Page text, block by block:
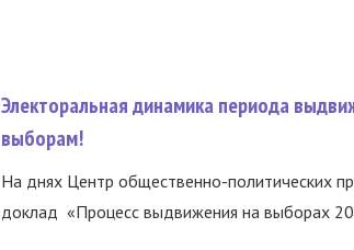
Электоральная динамика периода
выборам!
На днях Центр общественно-политических
доклад «Процесс выдвижения на выборах